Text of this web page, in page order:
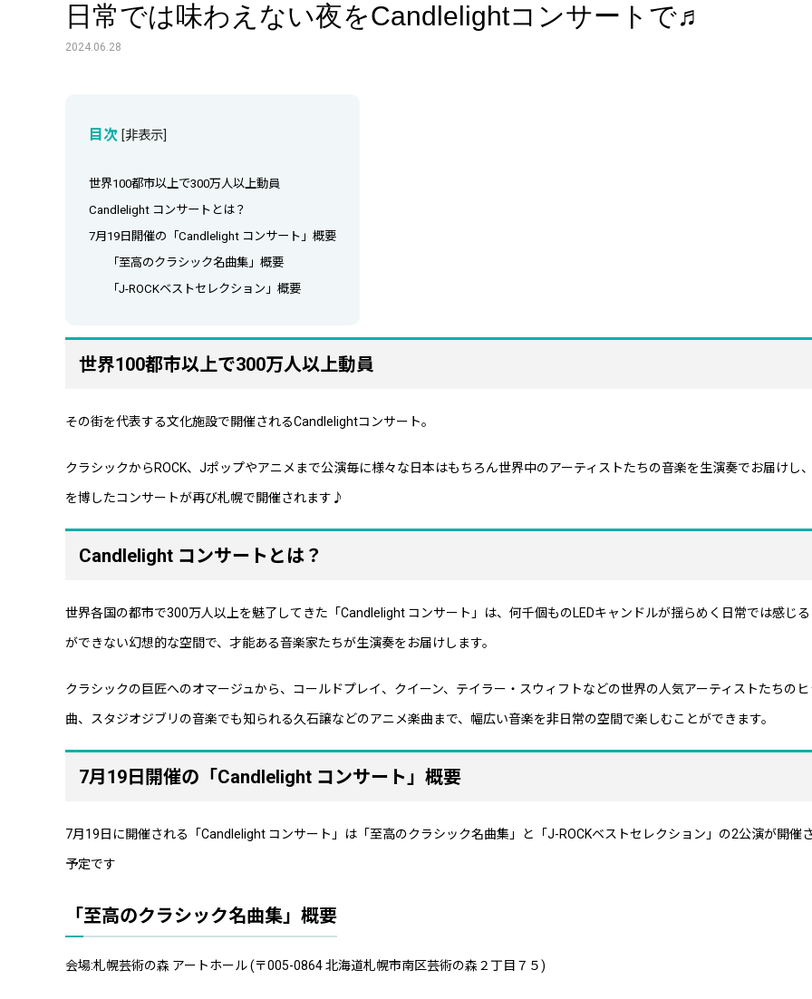
日常では味わえない夜をCandlelightコンサートで♬
2024.06.28
目次 [非表示
世界100都市以上で300万人以上動員
Candlelight コンサートとは？
7月19日開催の「Candlelight コンサート」概要
「至高のクラシック名曲集」概要
「J-ROCKベストセレクション」概要
世界100都市以上で300万人以上動員
その街を代表する文化施設で開催されるCandlelightコンサート。
クラシックからROCK、Jポップやアニメまで公演毎に様々な日本はもちろん世界中のアーティストたちの音楽を生演奏でお届けし
を博したコンサートが再び札幌で開催されます♪
Candlelight コンサートとは？
世界各国の都市で300万人以上を魅了してきた「Candlelight コンサート」は、何千個ものLEDキャンドルが揺らめく日常では感じ
ができない幻想的な空間で、才能ある音楽家たちが生演奏をお届けします。
クラシックの巨匠へのオマージュから、コールドプレイ、クイーン、テイラー・スウィフトなどの世界の人気アーティストたちの
曲、スタジオジブリの音楽でも知られる久石譲などのアニメ楽曲まで、幅広い音楽を非日常の空間で楽しむことができます。
7月19日開催の「Candlelight コンサート」概要
7月19日に開催される「Candlelight コンサート」は「至高のクラシック名曲集」と「J-ROCKベストセレクション」の2公演が開催
予定です
「至高のクラシック名曲集」概要
会場:札幌芸術の森 アートホール (〒005-0864 北海道札幌市南区芸術の森２丁目７５)